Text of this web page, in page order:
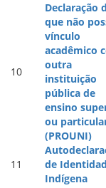
10
Declaração
que não
vínculo
acadêmico
outra
instituição
pública de
ensino
ou
(PROUNI)
11
de
Indígena